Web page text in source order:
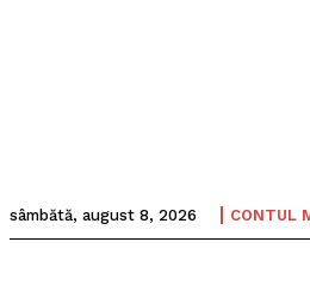
sâmbătă, august 8, 2026 CONTUL